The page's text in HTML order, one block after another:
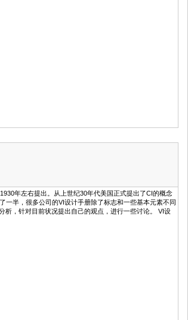
年左右提出。从上世纪30年代美国正式提出了CI的概念
一半，很多公司的VI设计手册除了标志和一些基本元素不同
析，针对目前状况提出自己的观点，进行一些讨论。 VI设